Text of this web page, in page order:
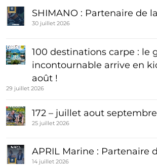
SHIMANO : Partenaire de
30 juillet 2026
100 destinations carpe : le
incontournable arrive en
août !
29 juillet 2026
172 – juillet aout
25 juillet 2026
APRIL Marine : Partenaire
14 juillet 2026